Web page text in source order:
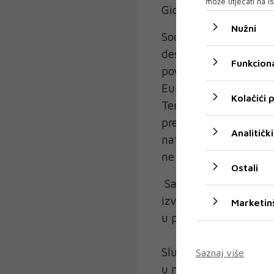
Giorgie Meloni.
Socijaldemokrati su
desničara na mjestu
povjerenik.
Europska pučka
Teresu Riberu iz
predložena za
natjecanje, što je
ne prođe Fitto za
Sada su socijalisti
izvršnog
u paketu, a zauzvrat
Slučaj Olivéra
u novoj EK
Nužni
Kolačići
Analitički
Ostali
Saznaj više